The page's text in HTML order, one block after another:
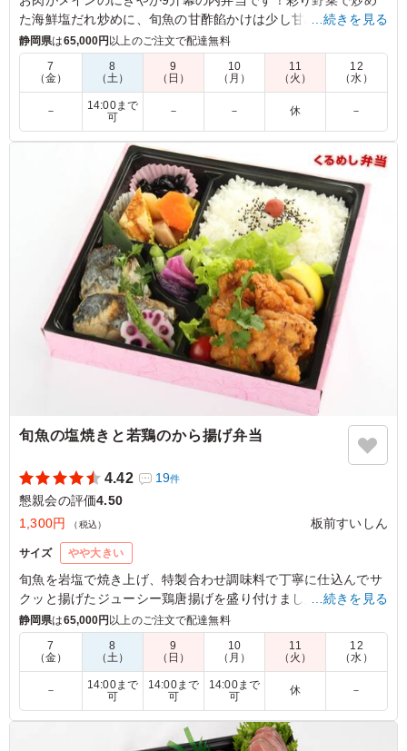
た海鮮塩だれ炒めに、旬魚の甘酢餡かけは少し甘めに味付けし
盛り付け、牛肉のピリ辛炒めと相まってお腹持ちもして、野菜
も多めにし、はるさめサラダなど健康的で親しみやすいイチオ
シの9升幕の内です！会議やロケ、慶事・仏事などおもてなし
の場にご利用ください。
※仕入れ状況により、メニューが変わる場合がございます。
トヨタ自動車
おかずの種類も多く、どこから食べても美味しい。 飽き
ないお弁当でした。 ボリューム満点ですが、お野菜も多
く、 女性でも残さず食べる方もいてよかったです。 ちょ
っとしたイベントで少し豪華なお弁当が 頼みたい時に、
オススメです！ お茶もついてくるのがありがたい。
ご利用シーン：懇親会›送別会
愛知県豊田市トヨタ町2026/08/01
…続きを見る
静岡県は65,000円以上のご注文で配達無料
7
（金）
8
（土）
9
（日）
10
（月）
11
（火）
12
（水）
－
14:00まで
可
－ － 休 －
旬魚の塩焼きと若鶏のから揚げ弁当
4.42 19件
懇親会の評価4.50
1,300円
（税込） 板前すいしん
サイズ やや大きい
旬魚を岩塩で焼き上げ、特製合わせ調味料で丁寧に仕込んでサ
クッと揚げたジューシー鶏唐揚げを盛り付けました。旨みのあ
るお肉とお魚のコラボをお楽しみください。そしてお腹に優し
い和食の副菜も添えてあり、どなたにも好まれるお弁当です。
トヨタ紡織
定番の揚げ物弁当で 若い年齢層から人気でした ボリュ
ームも満点で ご飯が足りないくらいでした とっても美
味しく頂くことが出来ました若鳥の唐揚げと旬魚の塩焼き
…続きを見る
静岡県は65,000円 以上のご注文で配達無料
7
（金）
8
（土）
9
（日）
10
（月）
11
（火）
12
（水）
－
14:00まで
可
14:00まで
可
14:00まで
可
休 －